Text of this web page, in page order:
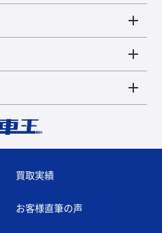
買取実績
お客様直筆の声